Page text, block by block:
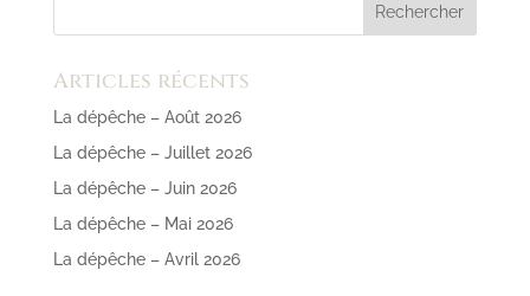
Articles récents
La dépêche – Août 2026
La dépêche – Juillet 2026
La dépêche – Juin 2026
La dépêche – Mai 2026
La dépêche – Avril 2026